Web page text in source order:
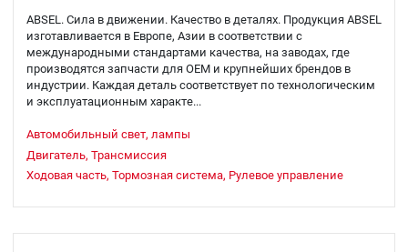
ABSEL. Сила в движении. Качество в деталях. Продукция ABSEL
изготавливается в Европе, Азии в соответствии с
международными стандартами качества, на заводах, где
производятся запчасти для OEM и крупнейших брендов в
индустрии. Каждая деталь соответствует по технологическим
и эксплуатационным характе...
Автомобильный свет, лампы
Двигатель, Трансмиссия
Ходовая часть, Тормозная система, Рулевое управление